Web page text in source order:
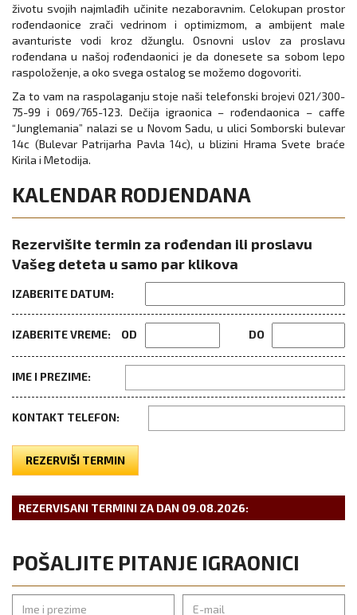
životu svojih najmlađih učinite nezaboravnim. Celokupan prostor
rođendaonice zrači vedrinom i optimizmom, a ambijent male
avanturiste vodi kroz džunglu. Osnovni uslov za proslavu
rođendana u našoj rođendaonici јe da donesete sa sobom lepo
raspoloženje, a oko svega ostalog se možemo dogovoriti.
Za to vam na raspolaganju stoјe naši telefonski broјevi 021/300-
75-99 i 069/765-123. Dečija igraonica – rođendaonica – caffe
“Junglemania” nalazi se u Novom Sadu, u ulici Somborski bulevar
14c (Bulevar Patrijarha Pavla 14c), u blizini Hrama Svete braće
Kirila i Metodija.
KALENDAR RODJENDANA
Rezervišite termin za rođendan ili proslavu
Vašeg deteta u samo par klikova
IZABERITE DATUM:
IZABERITE VREME: OD DO
IME I PREZIME:
KONTAKT TELEFON:
REZERVIŠI TERMIN
REZERVISANI TERMINI ZA DAN 09.08.2026:
POŠALJITE PITANJE IGRAONICI